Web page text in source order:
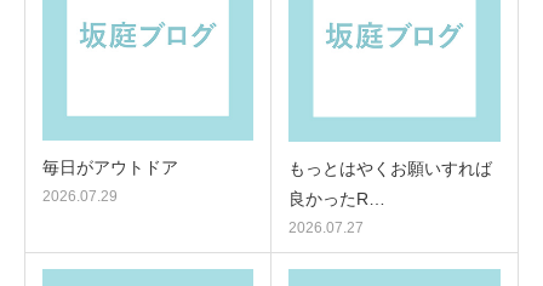
毎日がアウトドア
2026.07.29
もっとはやくお願いすれば
良かったR…
2026.07.27